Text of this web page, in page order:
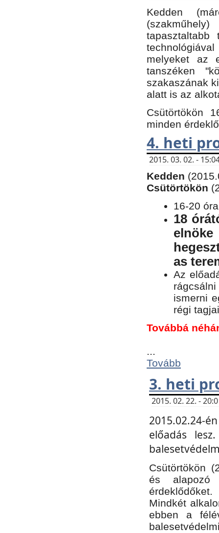
Kedden
tapasztaltabb
melyeket az
tanszéken
szakaszának
alatt is az
Csütörtökön
minden
4. heti
2015. 03. 02. -
Kedden
Csütörtökön
16-20
18
as
Az
ismerni
régi
Továbbá
...
Tovább
3. heti
2015. 02. 22. -
2015.02.24-
előadás
Csütörtökön
és alapozó
érdeklődőket.
Mindkét
ebben a